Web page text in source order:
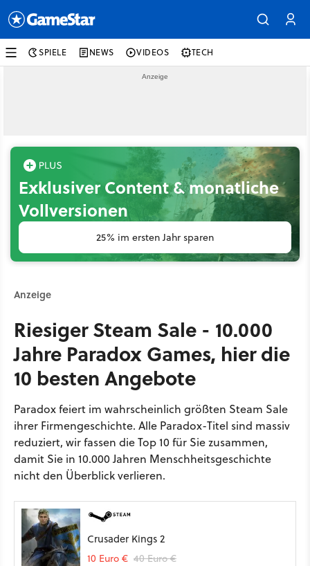
SPIELE NEWS VIDEOS TECH
Exklusiver Content & monatliche
Vollversionen
25% im ersten Jahr sparen
Anzeige
Riesiger Steam Sale - 10.000
Jahre Paradox Games, hier die
10 besten Angebote
Paradox feiert im wahrscheinlich größten Steam Sale
ihrer Firmengeschichte. Alle Paradox-Titel sind massiv
reduziert, wir fassen die Top 10 für Sie zusammen,
damit Sie in 10.000 Jahren Menschheitsgeschichte
nicht den Überblick verlieren.
Crusader Kings 2
10 Euro € 40 Euro €